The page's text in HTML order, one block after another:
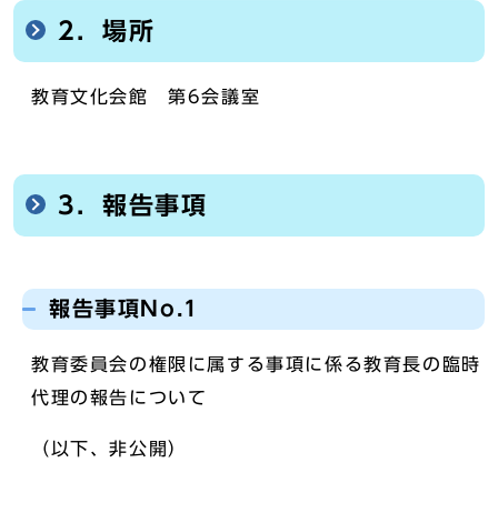
2．場所
教育文化会館 第6会議室
3．報告事項
報告事項No.1
教育委員会の権限に属する事項に係る教育長の臨時
代理の報告について
（以下、非公開）